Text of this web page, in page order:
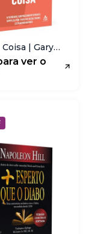
| Gary
Papasan
ver o